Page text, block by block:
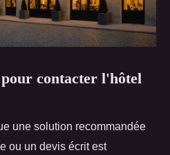
contacter l'hôtel
une solution recommandée
ou un devis écrit est